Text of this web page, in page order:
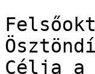
Célja a